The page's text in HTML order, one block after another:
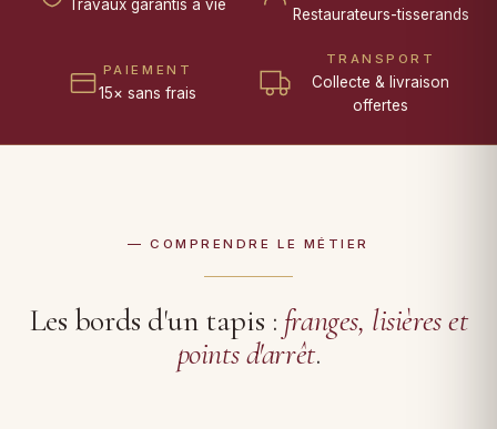
Travaux garantis à vie
Restaurateurs-tisserands
PAIEMENT
15× sans frais
TRANSPORT
Collecte & livraison
offertes
— COMPRENDRE LE MÉTIER
Les bords d'un tapis : franges, lisières et
points d'arrêt.